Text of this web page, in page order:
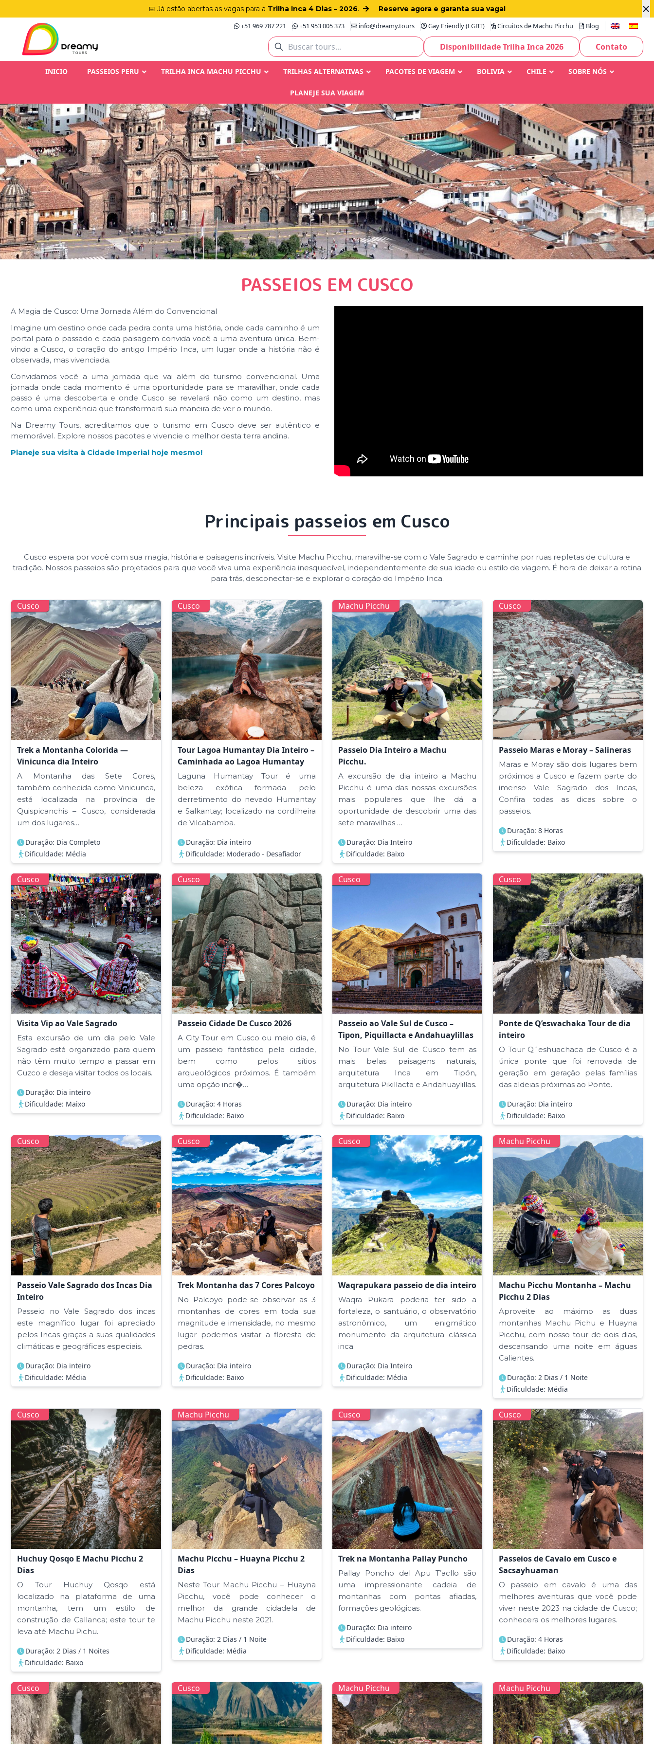
×
📅 Já estão abertas as vagas para a Trilha Inca 4 Dias – 2026.
Reserve agora e garanta sua vaga!
+51 969 787 221
+51 953 005 373 info@dreamy.tours Gay Friendly (LGBT) Circuitos de Machu Picchu Blog
Disponibilidade Trilha Inca 2026 Contato
INICIO PASSEIOS PERU TRILHA INCA MACHU PICCHU TRILHAS ALTERNATIVAS PACOTES DE VIAGEM BOLIVIA CHILE SOBRE NÓS
PLANEJE SUA VIAGEM
PASSEIOS EM CUSCO
A Magia de Cusco: Uma Jornada Além do Convencional
Imagine um destino onde cada pedra conta uma história, onde cada caminho é um
portal para o passado e cada paisagem convida você a uma aventura única. Bem-
vindo a Cusco, o coração do antigo Império Inca, um lugar onde a história não é
observada, mas vivenciada.
Convidamos você a uma jornada que vai além do turismo convencional. Uma
jornada onde cada momento é uma oportunidade para se maravilhar, onde cada
passo é uma descoberta e onde Cusco se revelará não como um destino, mas
como uma experiência que transformará sua maneira de ver o mundo.
Na Dreamy Tours, acreditamos que o turismo em Cusco deve ser autêntico e
memorável. Explore nossos pacotes e vivencie o melhor desta terra andina.
Planeje sua visita à Cidade Imperial hoje mesmo!
Principais passeios em Cusco
Cusco espera por você com sua magia, história e paisagens incríveis. Visite Machu Picchu, maravilhe-se com o Vale Sagrado e caminhe por ruas repletas de cultura e
tradição. Nossos passeios são projetados para que você viva uma experiência inesquecível, independentemente de sua idade ou estilo de viagem. É hora de deixar a rotina
para trás, desconectar-se e explorar o coração do Império Inca.
Cusco
Trek a Montanha Colorida —
Vinicunca dia Inteiro
A Montanha das Sete Cores,
também conhecida como Vinicunca,
está localizada na província de
Quispicanchis – Cusco, considerada
um dos lugares…
Duração: Dia Completo
Dificuldade: Média
Cusco
Tour Lagoa Humantay Dia Inteiro –
Caminhada ao Lagoa Humantay
Laguna Humantay Tour é uma
beleza exótica formada pelo
derretimento do nevado Humantay
e Salkantay; localizado na cordilheira
de Vilcabamba.
Duração: Dia inteiro
Dificuldade: Moderado - Desafiador
Machu Picchu
Passeio Dia Inteiro a Machu
Picchu.
A excursão de dia inteiro a Machu
Picchu é uma das nossas excursões
mais populares que lhe dá a
oportunidade de descobrir uma das
sete maravilhas …
Duração: Dia Inteiro
Dificuldade: Baixo
Cusco
Passeio Maras e Moray – Salineras
Maras e Moray são dois lugares bem
próximos a Cusco e fazem parte do
imenso Vale Sagrado dos Incas,
Confira todas as dicas sobre o
passeios.
Duração: 8 Horas
Dificuldade: Baixo
Cusco
Visita Vip ao Vale Sagrado
Esta excursão de um dia pelo Vale
Sagrado está organizado para quem
não têm muito tempo a passar em
Cuzco e deseja visitar todos os locais.
Duração: Dia inteiro
Dificuldade: Maixo
Cusco
Passeio Cidade De Cusco 2026
A City Tour em Cusco ou meio dia, é
um passeio fantástico pela cidade,
bem como pelos sítios
arqueológicos próximos. É também
uma opção incr�…
Duração: 4 Horas
Dificuldade: Baixo
Cusco
Passeio ao Vale Sul de Cusco –
Tipon, Piquillacta e Andahuaylillas
No Tour Vale Sul de Cusco tem as
mais belas paisagens naturais,
arquitetura Inca em Tipón,
arquitetura Pikillacta e Andahuaylillas.
Duração: Dia inteiro
Dificuldade: Baixo
Cusco
Ponte de Q’eswachaka Tour de dia
inteiro
O Tour Q´eshuachaca de Cusco é a
única ponte que foi renovada de
geração em geração pelas famílias
das aldeias próximas ao Ponte.
Duração: Dia inteiro
Dificuldade: Baixo
Cusco
Passeio Vale Sagrado dos Incas Dia
Inteiro
Passeio no Vale Sagrado dos incas
este magnífico lugar foi apreciado
pelos Incas graças a suas qualidades
climáticas e geográficas especiais.
Duração: Dia inteiro
Dificuldade: Média
Cusco
Trek Montanha das 7 Cores Palcoyo
No Palcoyo pode-se observar as 3
montanhas de cores em toda sua
magnitude e imensidade, no mesmo
lugar podemos visitar a floresta de
pedras.
Duração: Dia inteiro
Dificuldade: Baixo
Cusco
Waqrapukara passeio de dia inteiro
Waqra Pukara poderia ter sido a
fortaleza, o santuário, o observatório
astronômico, um enigmático
monumento da arquitetura clássica
inca.
Duração: Dia Inteiro
Dificuldade: Média
Machu Picchu
Machu Picchu Montanha – Machu
Picchu 2 Dias
Aproveite ao máximo as duas
montanhas Machu Pichu e Huayna
Picchu, com nosso tour de dois dias,
descansando uma noite em águas
Calientes.
Duração: 2 Dias / 1 Noite
Dificuldade: Média
Cusco
Huchuy Qosqo E Machu Picchu 2
Dias
O Tour Huchuy Qosqo está
localizado na plataforma de uma
montanha, tem um estilo de
construção de Callanca; este tour te
leva até Machu Pichu.
Duração: 2 Dias / 1 Noites
Dificuldade: Baixo
Machu Picchu
Machu Picchu – Huayna Picchu 2
Dias
Neste Tour Machu Picchu – Huayna
Picchu, você pode conhecer o
melhor da grande cidadela de
Machu Picchu neste 2021.
Duração: 2 Dias / 1 Noite
Dificuldade: Média
Cusco
Trek na Montanha Pallay Puncho
Pallay Poncho del Apu T’acllo são
uma impressionante cadeia de
montanhas com pontas afiadas,
formações geológicas.
Duração: Dia inteiro
Dificuldade: Baixo
Cusco
Passeios de Cavalo em Cusco e
Sacsayhuaman
O passeio em cavalo é uma das
melhores aventuras que você pode
viver neste 2023 na cidade de Cusco;
conhecera os melhores lugares.
Duração: 4 Horas
Dificuldade: Baixo
Cusco Cusco Machu Picchu Machu Picchu